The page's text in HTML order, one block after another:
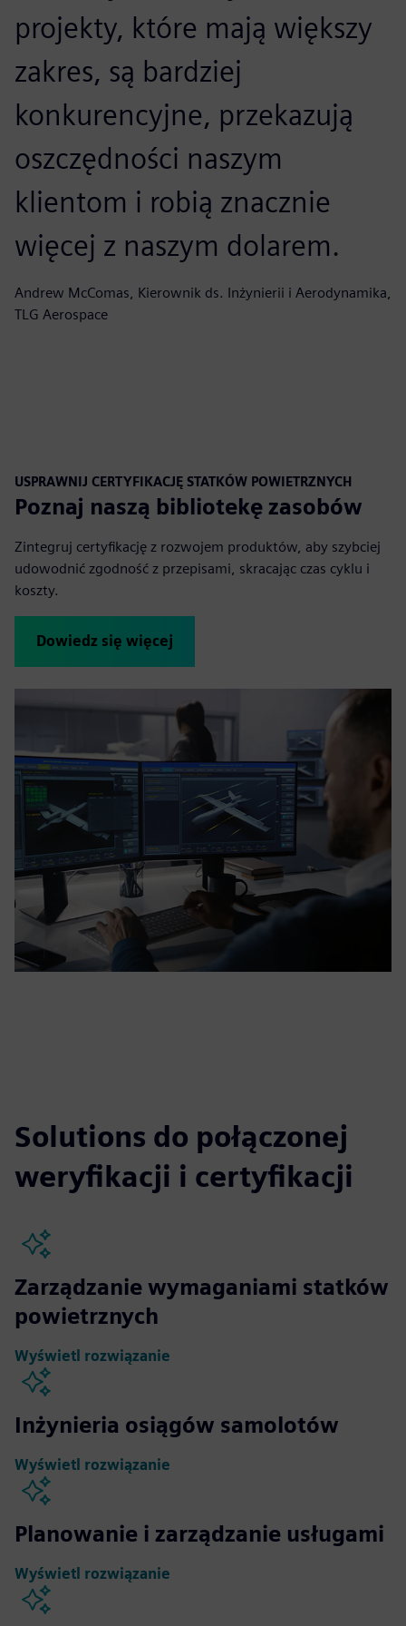
projekty, które mają większy
zakres, są bardziej
konkurencyjne, przekazują
oszczędności naszym
klientom i robią znacznie
więcej z naszym dolarem.
Andrew McComas, Kierownik ds. Inżynierii i Aerodynamika,
TLG Aerospace
USPRAWNIJ CERTYFIKACJĘ STATKÓW POWIETRZNYCH
Poznaj naszą bibliotekę zasobów
Zintegruj certyfikację z rozwojem produktów, aby szybciej
udowodnić zgodność z przepisami, skracając czas cyklu i
koszty.
Dowiedz się więcej
Solutions do połączonej
weryfikacji i certyfikacji
Zarządzanie wymaganiami statków
powietrznych
Wyświetl rozwiązanie
Inżynieria osiągów samolotów
Wyświetl rozwiązanie
Planowanie i zarządzanie usługami
Wyświetl rozwiązanie